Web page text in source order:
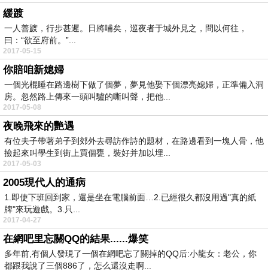
緩踱
一人善踱，行步甚遲。日將哺矣，巡夜者于城外見之，問以何往，
曰：“欲至府前。”...
2017-05-15
你賠咱新媳婦
一個光棍睡在路邊樹下做了個夢，夢見他娶下個漂亮媳婦，正準備入洞
房。忽然路上傳來一頭叫驢的嘶叫聲，把他...
2017-05-08
夜晚飛來的艷遇
有位夫子帶著弟子到郊外去尋訪作詩的題材，在路邊看到一塊人骨，他
撿起來叫學生到街上買個甕，裝好并加以埋...
2017-05-03
2005現代人的通病
1.即使下班回到家，還是坐在電腦前面…2.已經很久都沒用過"真的紙
牌"來玩遊戲。3.只...
2017-04-27
在網吧里忘關QQ的結果......爆笑
多年前,有個人發現了一個在網吧忘了關掉的QQ后:小龍女：老公，你
都跟我說了三個886了，怎么還沒走啊...